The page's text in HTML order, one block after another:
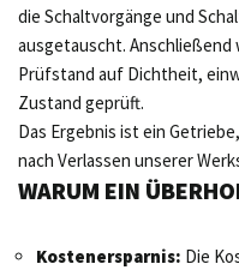
die Schaltvorgänge und
ausgetauscht. Anschließend
Prüfstand auf Dichtheit,
Zustand geprüft.
Das Ergebnis ist ein
nach Verlassen unserer
WARUM EIN
Kostenersparnis: Die